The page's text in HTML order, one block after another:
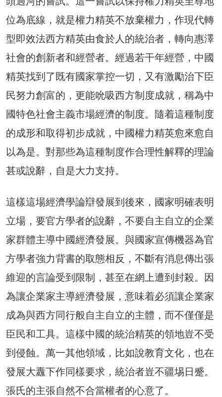
位為底線，就是權力精英不放棄權力，作現代轉
型即效法西方精英由食於人的統治者，轉向惠澤
社會的創新者和經營者。經過若干年經營，中國
精英找到了既有國家掌控一切，又有激勵治下臣
民努力創富的，更能吮吸西方制度成就，稱為中
國特色社會主義市場經濟的制度。隨着這種制度
的成形和取得初步成就，中國權力精英愈來愈自
以為是。對那些為這種制度作合理性解釋的理論
甚或說辭，自是大力支持。
這樣這場經濟學論辯發展到後來，國家明確表明
立場，要官方學者的說辭，不要自主自立的企業
家群體主導中國經濟發展。與國家宣傳機器為官
方學者強力背書的取態相反，不斷有消息傳出張
維迎的言論受到限制，甚至在網上遭到封殺。因
為讓企業家主導經濟發展，意味着必須讓企業家
成為與西方同行般自主自立的主體，而不僅僅是
臣民和工具。這樣中國的統治精英的領地豈不受
到侵蝕。萬一其他領域，比如說教育文化，也在
發展大纛下作同樣要求，統治者豈不疆埸日蹙。
張氏的主張自然不合當權者的心意了。